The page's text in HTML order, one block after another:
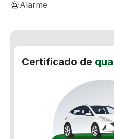
Alarme
Banco do motorista
Capota marítima
Comando de áudio e
Computador de bordo
Controle automático de
Certificado de